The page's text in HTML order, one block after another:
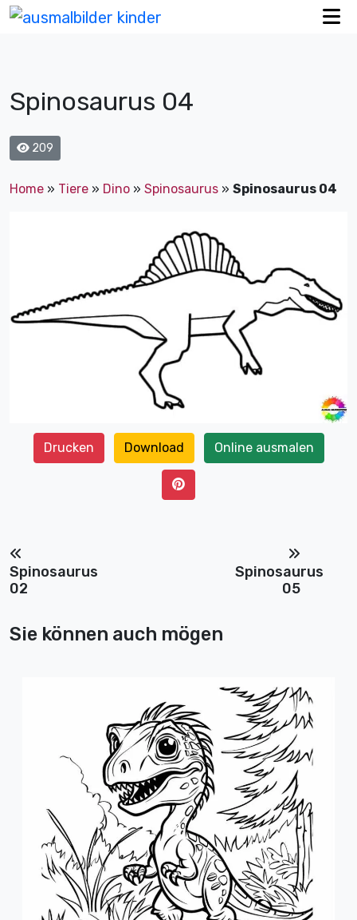
Spinosaurus 04
209
Home » Tiere » Dino » Spinosaurus » Spinosaurus 04
Drucken Download Online ausmalen
Spinosaurus
02
Spinosaurus
05
Sie können auch mögen